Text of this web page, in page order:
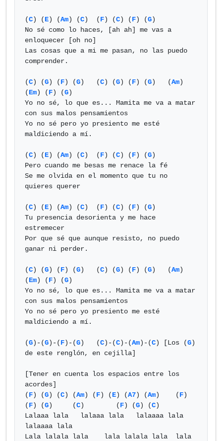
(C) (E) (Am) (C)  (F) (C) (F) (G)
No sé como lo haces, [ah ah] me vas a
enloquecer [oh no]
Las cosas que a mi me pasan, no las puedo
comprender.
(C) (G) (F) (G)   (C) (G) (F) (G)   (Am)
(Em) (F) (G)
Yo no sé, lo que es... Mamita me va a matar
con sus malos pensamientos
Yo no sé pero yo presiento me esté
maldiciendo a mí.
(C) (E) (Am) (C)  (F) (C) (F) (G)
Pero cuando me besas me renace la fé
Se me olvida en el momento que tu no
quieres querer
(C) (E) (Am) (C)  (F) (C) (F) (G)
Tu presencia desorienta y me hace
estremecer
Por que sé que aunque resisto, no puedo
ganar ni perder.
(C) (G) (F) (G)   (C) (G) (F) (G)   (Am)
(Em) (F) (G)
Yo no sé, lo que es... Mamita me va a matar
con sus malos pensamientos
Yo no sé pero yo presiento me esté
maldiciendo a mí.
(G)-(G)-(F)-(G)   (C)-(C)-(Am)-(C) [Los (G)
de este renglón, en cejilla]
[Tener en cuenta los espacios entre los
acordes]
(F) (G) (C) (Am) (F) (E) (A7) (Am)    (F)
(F) (G)     (C)        (F) (G) (C)
Lalaaa lala   lalaaa lala   lalaaaa lala
lalaaaa lala
Lala lalala lala    lala lalala lala  lala